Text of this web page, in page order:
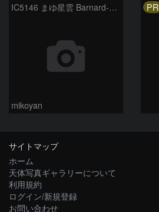
IC5146 まゆ星雲 Barnard-168
mikoyan
PR
サイトマップ
ホーム
天体写真ギャラリーについて
利用規約
ログイン/新規登録
お問い合わせ